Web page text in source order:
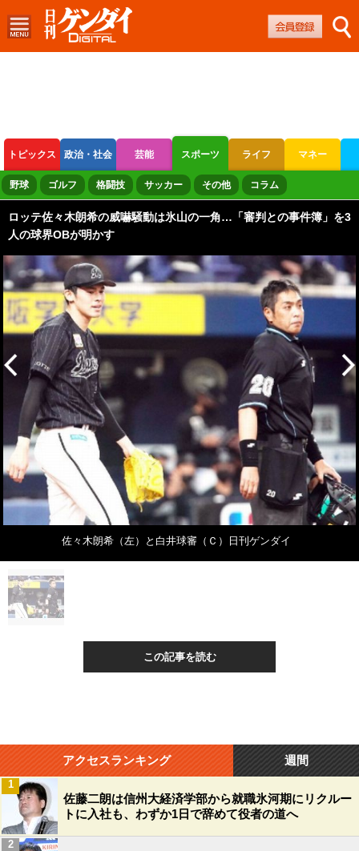
トピックス 政治・社会 芸能 スポーツ ライフ マネー
ボートレース 競輪 オートレース
野球 ゴルフ 格闘技 サッカー その他 コラム
ロッテ佐々木朗希の威嚇騒動は氷山の一角…「審判との事件簿」を3
人の球界OBが明かす
佐々木朗希（左）と白井球審（Ｃ）日刊ゲンダイ
この記事を読む
アクセスランキング 週間
佐藤二朗は信州大経済学部から就職氷河期にリクルー
トに入社も、わずか1日で辞めて役者の道へ
1
2